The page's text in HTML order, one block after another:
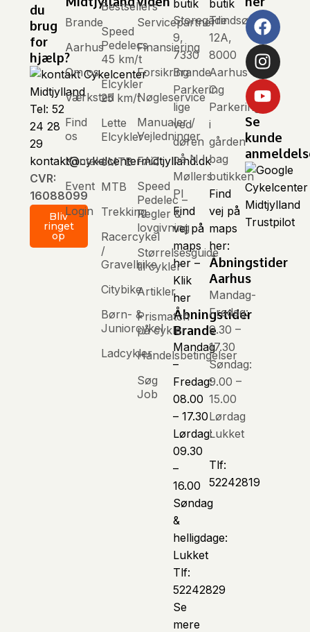
du
brug
for
hjælp?
Tel: 52
24 28
29
kontakt@cykelcentermidtjylland.dk
CVR:
16088099
Bliv
ringet
op
Brande
Aarhus
Om os
Værksted
Find
os
Kontakt
Event
Login
Bestsellers
Speed
Pedelecs
45 km/t
Elcykler
25 km/t
Lette
Elcykler
eMTB
MTB
Trekking
Racercykel
/
Gravelbike
Citybike
Børn- &
Juniorcykel
Ladcykler
Servicepartner
Finansiering
Forsikring
Nøgleservice
Manualer /
Vejledninger
FAQ
Speed
Pedelec –
Regler &
lovgivning
Størrelsesguide
til cykler
Artikler
Prismatch
på cykler
Handelsbetingelser
Søg
Job
butik
Storegade
9,
7330
Brande
Parkering
lige
ved
døren
på N I
Møllers
Pl
Find
vej på
maps
her –
Klik
her
Åbningstider
Brande
Mandag
–
Fredag:
08.00
– 17.30
Lørdag:
09.30
–
16.00
Søndag
&
helligdage:
Lukket
Tlf:
52242829
Se
mere
butik
Trindsøvej
12A,
8000
Aarhus
C
Parkering
i
gården
bag
butikken
Find
vej på
maps
her:
Åbningstider
Aarhus
Mandag-
Fredag:
9.30 –
17.30
Søndag:
9.00 –
15.00
Lørdag
Lukket
Tlf:
52242819
Se
kunde
Trustpilot